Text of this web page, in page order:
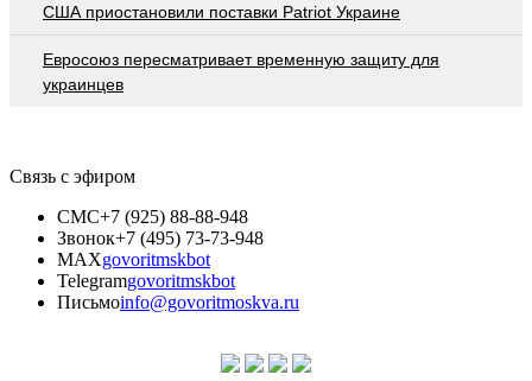
США приостановили поставки Patriot Украине
Евросоюз пересматривает временную защиту для
украинцев
Связь с эфиром
СМС+7 (925) 88-88-948
Звонок+7 (495) 73-73-948
MAXgovoritmskbot
Telegramgovoritmskbot
Письмоinfo@govoritmoskva.ru